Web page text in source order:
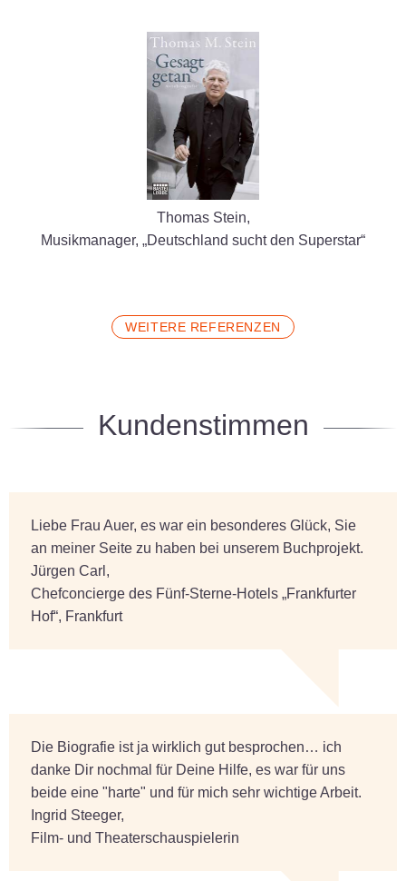
Thomas Stein,
Musikmanager, „Deutschland sucht den Superstar“
WEITERE REFERENZEN
Kundenstimmen
Liebe Frau Auer, es war ein besonderes Glück, Sie
an meiner Seite zu haben bei unserem Buchprojekt.
Jürgen Carl,
Chefconcierge des Fünf-Sterne-Hotels „Frankfurter
Hof“, Frankfurt
Die Biografie ist ja wirklich gut besprochen… ich
danke Dir nochmal für Deine Hilfe, es war für uns
beide eine "harte" und für mich sehr wichtige Arbeit.
Ingrid Steeger,
Film- und Theaterschauspielerin